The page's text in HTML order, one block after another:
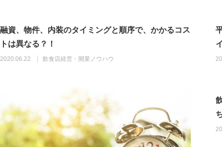
融資、物件、内装のタイミングと順序で、かかるコス
トは異なる？！
2020.06.22 飲食店経営・開業ノウハウ